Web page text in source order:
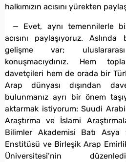
halkımızın acısını yürekten
— Evet, aynı temennilerle
acısını paylaşıyoruz.
gelişme var;
konuşmacıydınız. Hem
davetçileri hem de orada bir
Arap dünyası dışından
bulunmanız ayrı bir önem
aktarmak istiyorum: Suudi
Araştırma ve İslami
Bilimler Akademisi Batı Asya
Enstitüsü ve Birleşik Arap
Üniversitesi’nin